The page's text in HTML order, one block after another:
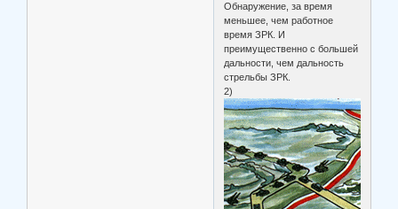
Обнаружение, за время
меньшее, чем работное
время ЗРК. И
преимущественно с большей
дальности, чем дальность
стрельбы ЗРК.
2)